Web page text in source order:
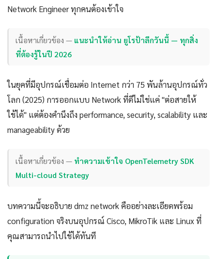
Network Engineer ทุกคนต้องเข้าใจ
เนื้อหาเกี่ยวข้อง — แนะนำให้อ่าน ยูโรป้าลีกวันนี้ — ทุกสิ่ง
ที่ต้องรู้ในปี 2026
ในยุคที่มีอุปกรณ์เชื่อมต่อ Internet กว่า 75 พันล้านอุปกรณ์ทั่ว
โลก (2025) การออกแบบ Network ที่ดีไม่ใช่แค่ "ต่อสายให้
ใช้ได้" แต่ต้องคำนึงถึง performance, security, scalability และ
manageability ด้วย
เนื้อหาเกี่ยวข้อง — ทำความเข้าใจ OpenTelemetry SDK
Multi-cloud Strategy
บทความนี้จะอธิบาย dmz network คืออย่างละเอียดพร้อม
configuration จริงบนอุปกรณ์ Cisco, MikroTik และ Linux ที่
คุณสามารถนำไปใช้ได้ทันที